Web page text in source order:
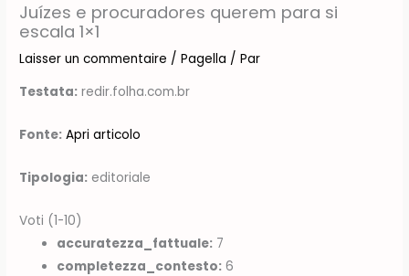
Juízes e procuradores querem para si
escala 1×1
Laisser un commentaire /Pagella / Par
Testata: redir.folha.com.br
Fonte: Apri articolo
Tipologia: editoriale
Voti (1-10)
accuratezza_fattuale: 7
completezza_contesto: 6